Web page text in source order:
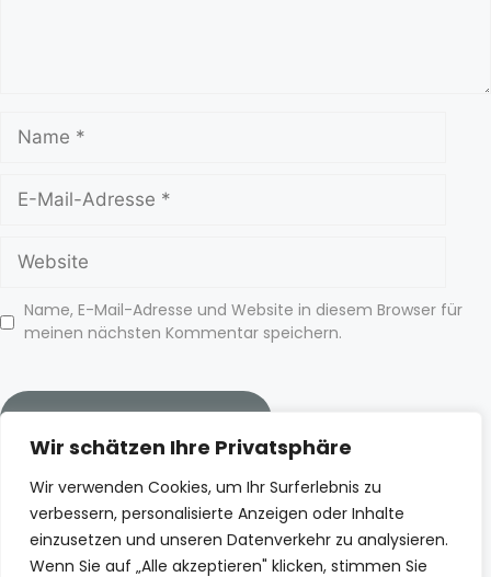
Wir schätzen Ihre Privatsphäre
Wir verwenden Cookies, um Ihr Surferlebnis zu
verbessern, personalisierte Anzeigen oder Inhalte
einzusetzen und unseren Datenverkehr zu analysieren.
Wenn Sie auf „Alle akzeptieren" klicken, stimmen Sie
Name, E-Mail-Adresse und Website in diesem Browser für
meinen nächsten Kommentar speichern.
Spotify Deezer
Apple Podcasts
YouTube